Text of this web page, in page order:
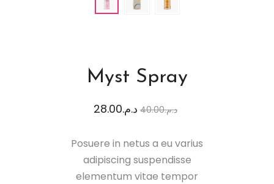
Myst Spray
د.م.28.00 د.م.40.00
Posuere in netus a eu varius
adipiscing suspendisse
elementum vitae tempor